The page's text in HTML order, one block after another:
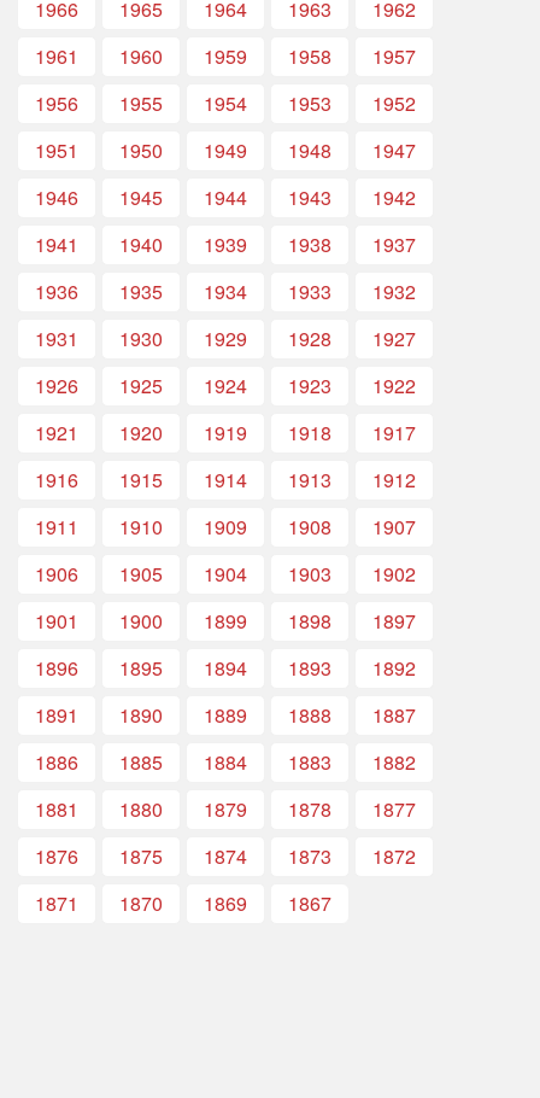
1966 1965 1964 1963
1962
1961
1960 1959 1958
1957
1956
1955 1954 1953
1952
1951
1950 1949 1948
1947
1946
1945 1944 1943
1942
1941
1940 1939 1938
1937
1936
1935 1934 1933
1932
1931
1930 1929 1928
1927
1926
1925 1924 1923
1922
1921
1920 1919 1918
1917
1916
1915 1914 1913
1912
1911
1910 1909 1908
1907
1906
1905 1904 1903
1902
1901
1900 1899 1898
1897
1896
1895 1894 1893
1892
1891
1890 1889 1888
1887
1886
1885 1884 1883
1882
1881
1880 1879 1878
1877
1876
1875 1874 1873
1872
1871
1870 1869 1867